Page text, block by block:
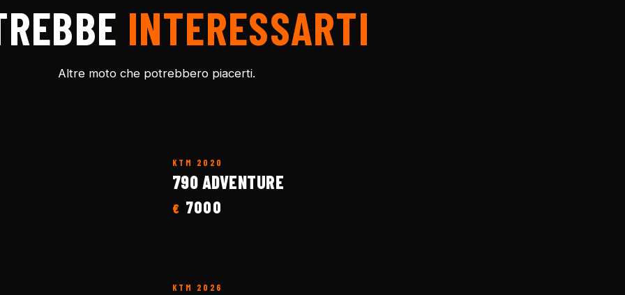
INTERESSARTI
Altre moto che potrebbero piacerti.
KTM 2020
790 ADVENTURE
€ 7000
KTM 2026